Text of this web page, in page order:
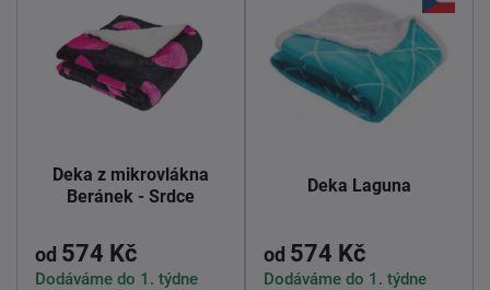
Deka z mikrovlákna
Beránek - Srdce
od 574 Kč
Dodáváme do 1. týdne
Deka Laguna
od 574 Kč
Dodáváme do 1. týdne